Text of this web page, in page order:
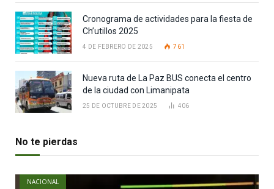
Cronograma de actividades para la fiesta de
Ch’utillos 2025
4 DE FEBRERO DE 2025 761
Nueva ruta de La Paz BUS conecta el centro
de la ciudad con Limanipata
25 DE OCTUBRE DE 2025 406
No te pierdas
NACIONAL